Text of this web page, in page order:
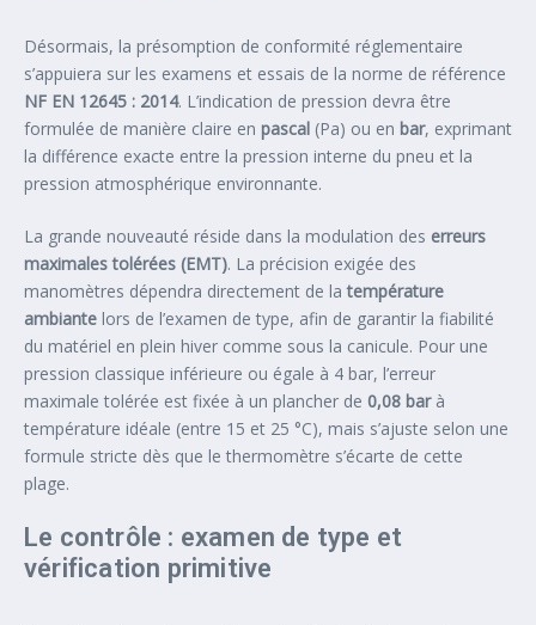
Désormais, la présomption de conformité réglementaire
s’appuiera sur les examens et essais de la norme de référence
NF EN 12645 : 2014. L’indication de pression devra être
formulée de manière claire en pascal (Pa) ou en bar, exprimant
la différence exacte entre la pression interne du pneu et la
pression atmosphérique environnante.
La grande nouveauté réside dans la modulation des erreurs
maximales tolérées (EMT). La précision exigée des
manomètres dépendra directement de latempérature
ambiante lors de l’examen de type, afin de garantir la fiabilité
du matériel en plein hiver comme sous la canicule. Pour une
pression classique inférieure ou égale à 4 bar, l’erreur
maximale tolérée est fixée à un plancher de 0,08 barà
température idéale (entre 15 et 25 °C), mais s’ajuste selon une
formule stricte dès que le thermomètre s’écarte de cette
plage.
Le contrôle : examen de type et
vérification primitive